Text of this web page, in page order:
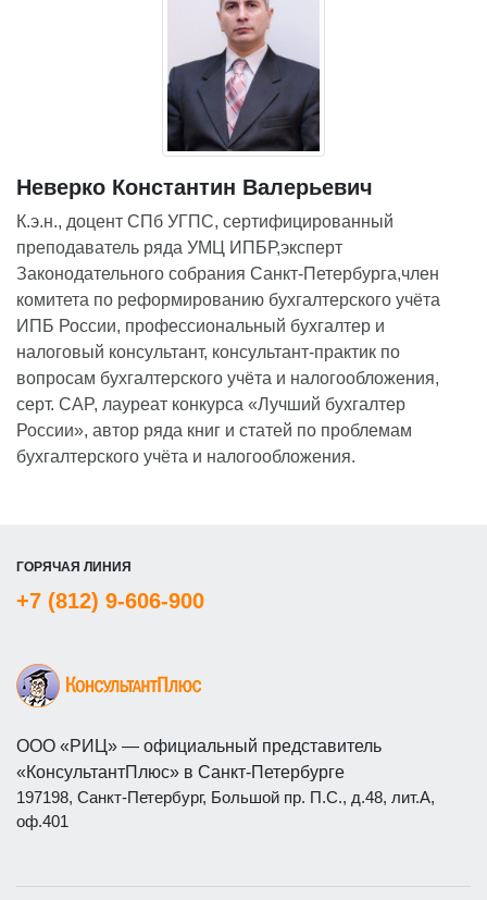
Неверко Константин Валерьевич
К.э.н., доцент СПб УГПС, сертифицированный
преподаватель ряда УМЦ ИПБР,эксперт
Законодательного собрания Санкт-Петербурга,член
комитета по реформированию бухгалтерского учёта
ИПБ России, профессиональный бухгалтер и
налоговый консультант, консультант-практик по
вопросам бухгалтерского учёта и налогообложения,
серт. CAP, лауреат конкурса «Лучший бухгалтер
России», автор ряда книг и статей по проблемам
бухгалтерского учёта и налогообложения.
ГОРЯЧАЯ ЛИНИЯ
+7 (812) 9-606-900
ООО «РИЦ» — официальный представитель
«КонсультантПлюс» в Санкт-Петербурге
197198, Санкт-Петербург, Большой пр. П.С., д.48, лит.А,
оф.401